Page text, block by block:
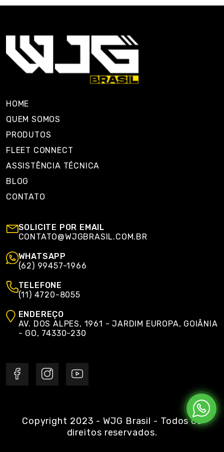
HOME
QUEM SOMOS
PRODUTOS
FLEET CONNECT
ASSISTÊNCIA TÉCNICA
BLOG
CONTATO
SOLICITE POR EMAIL
CONTATO@WJGBRASIL.COM.BR
WHATSAPP
(62) 99457-1966
TELEFONE
(11) 4720-8055
ENDEREÇO
AV. DOS ALPES, 1961 - JARDIM EUROPA, GOIÂNIA
- GO, 74330-230
Copyright 2023 - WJG Brasil - Todos os
direitos reservados.